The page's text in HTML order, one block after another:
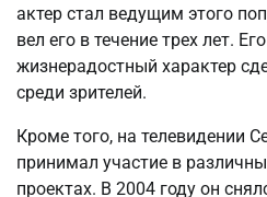
актер стал ведущим этого
вел его в течение трех лет.
жизнерадостный характер
среди зрителей.
Кроме того, на телевидении
принимал участие в
проектах. В 2004 году он